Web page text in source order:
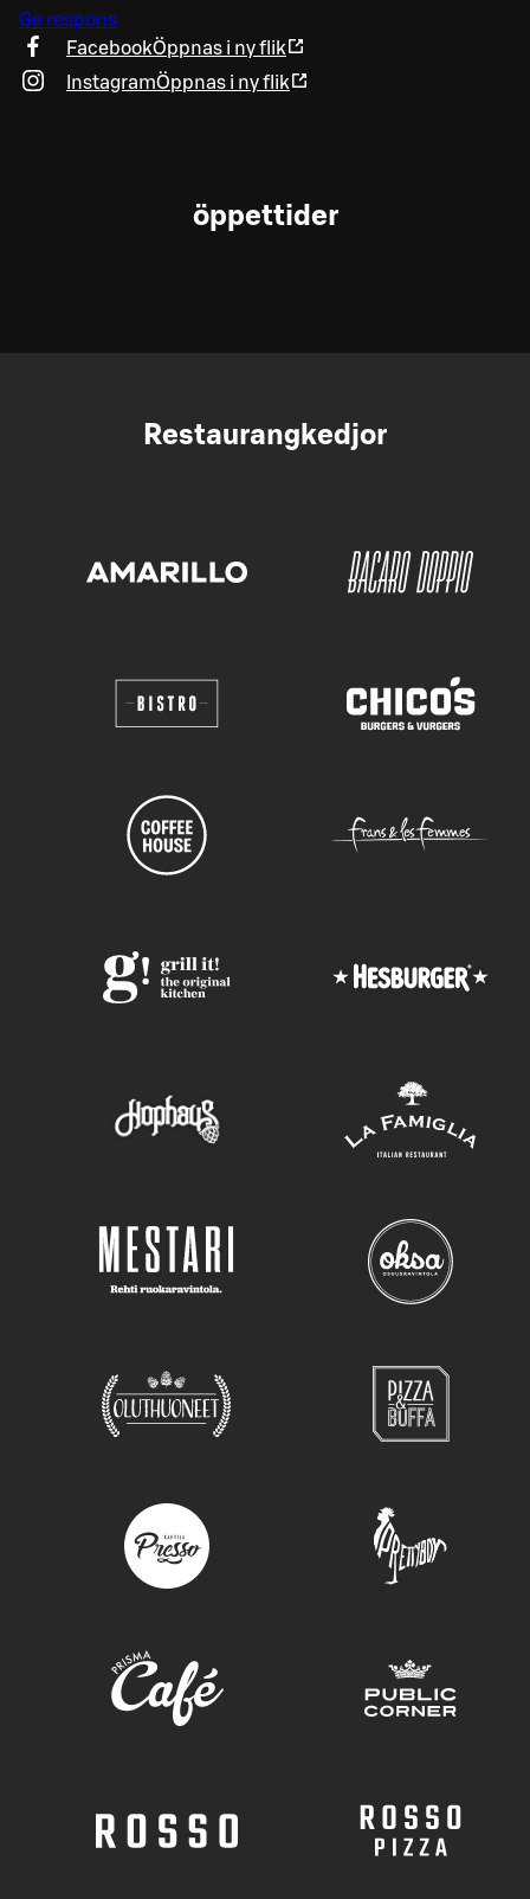
Ge respons
FacebookÖppnas i ny flik
InstagramÖppnas i ny flik
öppettider
Restaurangkedjor